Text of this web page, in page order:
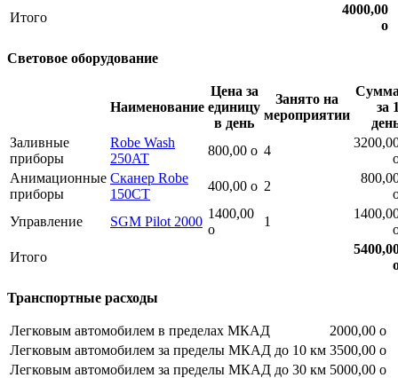
Итого
4000,00
o
Световое оборудование
Наименование
Цена за
единицу
в день
Занято на
мероприятии
за
Заливные
приборы
Robe Wash
250AT
800,00 o 4
Анимационные
приборы
Сканер Robe
150CT
400,00 o 2
Управление
SGM Pilot 2000
1400,00
o
1
Итого
Транспортные расходы
Легковым автомобилем в пределах МКАД 2000,00 o
Легковым автомобилем за пределы МКАД до 10 км 3500,00 o
Легковым автомобилем за пределы МКАД до 30 км 5000,00 o